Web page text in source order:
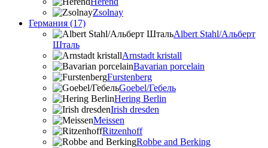
Zsolnay
Германия (17)
Albert Stahl/Альбеpт
Шталь
Arnstadt kristall
Bavarian porcelain
Furstenberg
Goebel/Гебель
Hering Berlin
Irish dresden
Meissen
Ritzenhoff
Robbe and Berking